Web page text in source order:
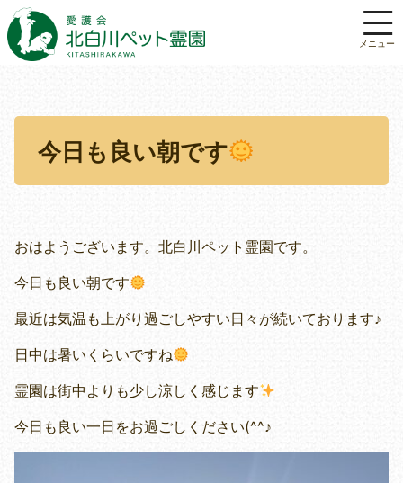
今日も良い朝です
おはようございます。北白川ペット霊園です。
今日も良い朝です
最近は気温も上がり過ごしやすい日々が続いております♪
日中は暑いくらいですね
霊園は街中よりも少し涼しく感じます
今日も良い一日をお過ごしください(^^♪